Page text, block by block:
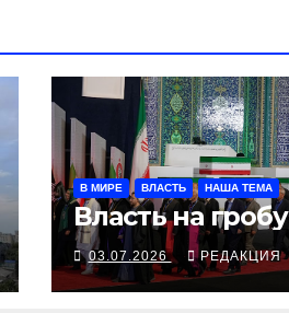
В МИРЕ ВЛАСТЬ НАША ТЕМА
Власть на гробу
03.07.2026 РЕДАКЦИЯ